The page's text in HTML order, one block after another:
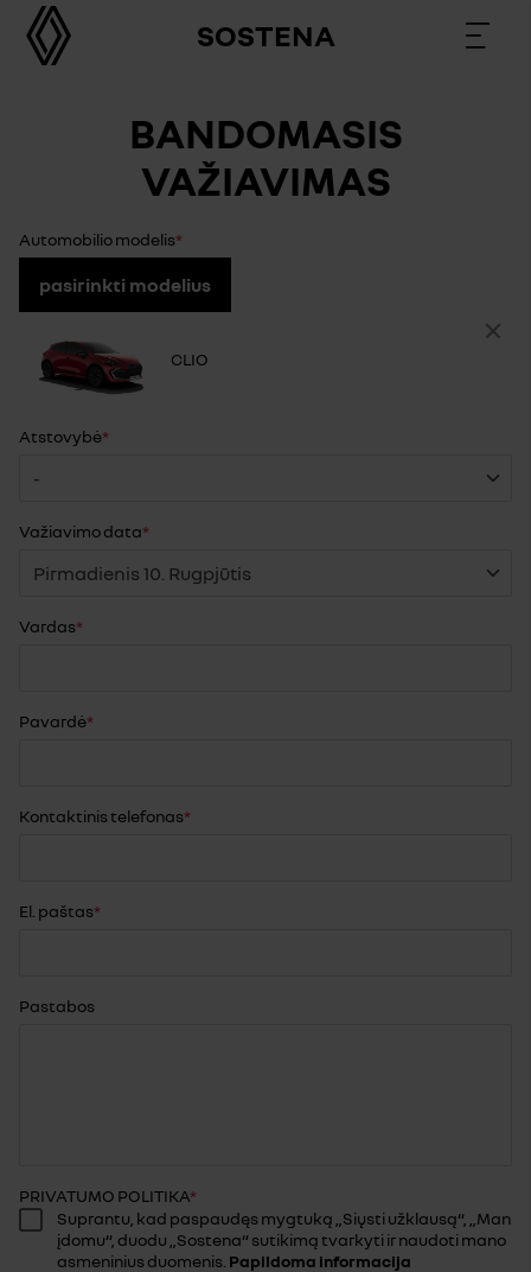
SOSTENA
BANDOMASIS
VAŽIAVIMAS
Automobilio modelis
pasirinkti modelius
CLIO
Atstovybė
Važiavimo data
Vardas
Pavardė
Kontaktinis telefonas
El. paštas
Pastabos
PRIVATUMO POLITIKA
Suprantu, kad paspaudęs mygtuką „Siųsti užklausą“, „Man
įdomu“, duodu „Sostena“ sutikimą tvarkyti ir naudoti mano
asmeninius duomenis. Papildoma informacija